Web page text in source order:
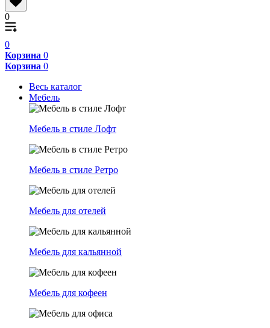
0
0
Корзина 0
Корзина 0
Весь каталог
Мебель
Мебель в стиле Лофт
Мебель в стиле Ретро
Мебель для отелей
Мебель для кальянной
Мебель для кофеен